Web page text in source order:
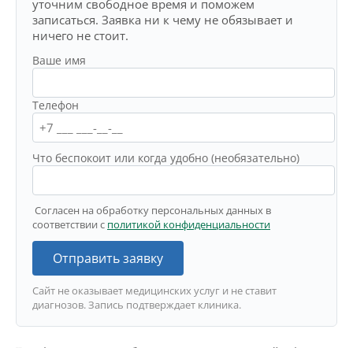
уточним свободное время и поможем
записаться. Заявка ни к чему не обязывает и
ничего не стоит.
Ваше имя
Телефон
Что беспокоит или когда удобно (необязательно)
Согласен на обработку персональных данных в
соответствии с политикой конфиденциальности
Отправить заявку
Сайт не оказывает медицинских услуг и не ставит
диагнозов. Запись подтверждает клиника.